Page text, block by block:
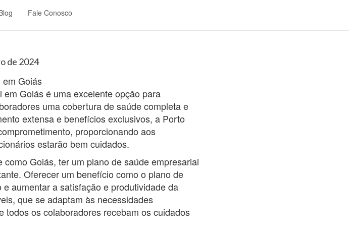
Fale ConoscoEmpresarial em
de 2024
Goiás é uma excelente opção para
uma cobertura de saúde completa e
extensa e benefícios exclusivos, a Porto
proporcionando aos
estarão bem cuidados.
Goiás, ter um plano de saúde empresarial
Oferecer um benefício como o plano de
aumentar a satisfação e produtividade da
que se adaptam às necessidades
os colaboradores recebam os cuidados